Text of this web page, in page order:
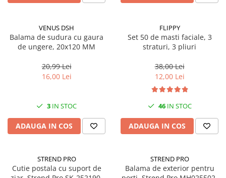
Suruburi, dibluri si accesorii
prindere
Panouri si elemente gard
Pavaje si borduri
Sere si solarii
Umbrele si pavilioane gradina
Unelte gradinarit
Pentru toate suprafetele
Solutii pentru suprafetele din lemn
Solutii specializate
Solutii profesionale pentru
spalatorii auto
VENUS DSH
Balama de sudura cu gaura
de ungere, 20x120 MM
20,99 Lei
16,00 Lei
3 IN STOC
ADAUGA IN COS
FLIPPY
Set 50 de masti faciale, 3
straturi, 3 pliuri
38,00 Lei
12,00 Lei
46IN STOC
ADAUGA IN COS
STREND PRO
Cutie postala cu suport de
STREND PRO
Balama de exterior pentru